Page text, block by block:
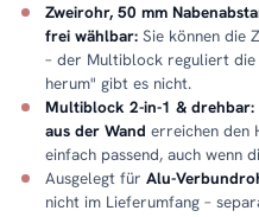
Zweirohr, 50 mm
frei wählbar: Sie können die
– der Multiblock reguliert die
herum" gibt es nicht.
Multiblock 2-in-1 & drehbar:
aus der Wand erreichen den
einfach passend, auch wenn
Ausgelegt für Alu-
nicht im Lieferumfang –